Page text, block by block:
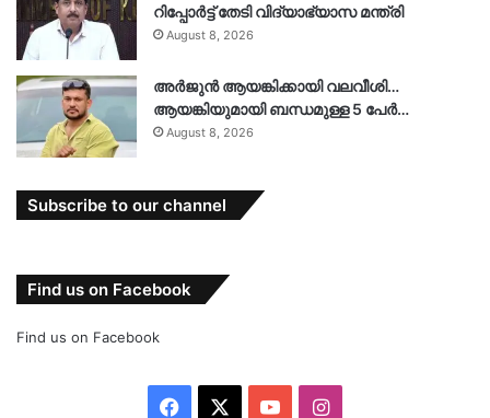
റിപ്പോർട്ട് തേടി വിദ്യാഭ്യാസ മന്ത്രി
August 8, 2026
അർജുൻ ആയങ്കിക്കായി വലവീശി…
ആയങ്കിയുമായി ബന്ധമുള്ള 5 പേർ…
August 8, 2026
Subscribe to our channel
Find us on Facebook
Find us on Facebook
Facebook YouTubeInstagram